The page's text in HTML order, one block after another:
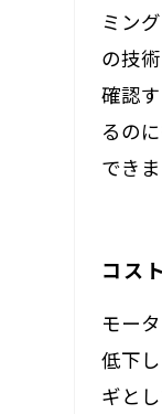
ミン
の技
確認
るの
でき
コス
モー
低下
ギと